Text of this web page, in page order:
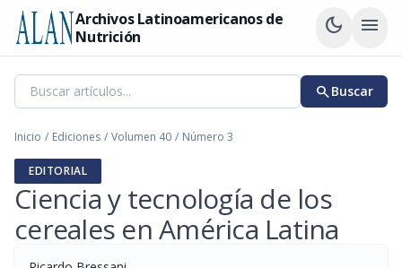
Archivos Latinoamericanos de
Nutrición
dark_mode menu
searchBuscar
Inicio / Ediciones / Volumen 40 / Número 3
EDITORIAL
Ciencia y tecnología de los
cereales en América Latina